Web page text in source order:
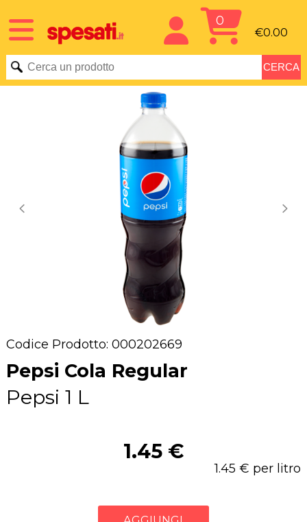
0
€0.00
Codice Prodotto: 000202669
Pepsi Cola Regular
Pepsi 1 L
1.45 €
1.45 € per litro